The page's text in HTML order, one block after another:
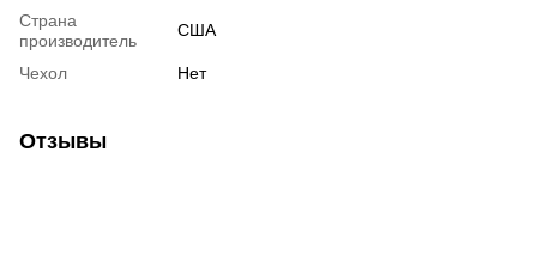
Страна
производитель
США
Чехол Нет
Отзывы